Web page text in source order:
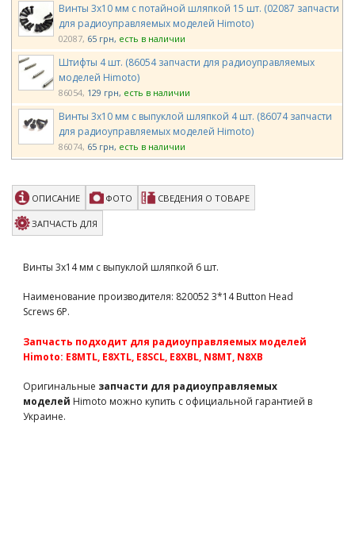
Винты 3х10 мм с потайной шляпкой 15 шт. (02087 запчасти
для радиоуправляемых моделей Himoto)
02087 65 грн есть в наличии
Штифты 4 шт. (86054 запчасти для радиоуправляемых
моделей Himoto)
86054 129 грн есть в наличии
Винты 3х10 мм с выпуклой шляпкой 4 шт. (86074 запчасти
для радиоуправляемых моделей Himoto)
86074 65 грн есть в наличии
LC-6041 245 грн есть в наличии
TM115031
Team Magic 2x9.8mm Pin 10p
Team Magic 8.1x12x0.5mm Shim 10p
Team Magic E5 Lower Arm Hinge Pin 2p
Team Magic E5 Upper Arm Hinge Pin 2p
TM510138
ОПИСАНИЕ ФОТО СВЕДЕНИЯ О ТОВАРЕ
ЗАПЧАСТЬ ДЛЯ
Винты 3х14 мм с выпуклой шляпкой 6 шт.
Наименование производителя: 820052 3*14 Button Head
Screws 6P.
Запчасть подходит для радиоуправляемых моделей
Himoto: E8MTL, E8XTL, E8SCL, E8XBL, N8MT, N8XB
Оригинальные запчасти для радиоуправляемых
моделей Himoto можно купить с официальной гарантией в
Украине.